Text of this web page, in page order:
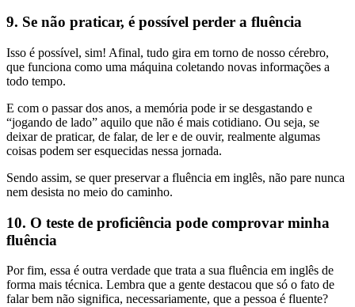
9. Se não praticar, é possível perder a fluência
Isso é possível, sim! Afinal, tudo gira em torno de nosso cérebro,
que funciona como uma máquina coletando novas informações a
todo tempo.
E com o passar dos anos, a memória pode ir se desgastando e
“jogando de lado” aquilo que não é mais cotidiano. Ou seja, se
deixar de praticar, de falar, de ler e de ouvir, realmente algumas
coisas podem ser esquecidas nessa jornada.
Sendo assim, se quer preservar a fluência em inglês, não pare nunca
nem desista no meio do caminho.
10. O teste de proficiência pode comprovar minha
fluência
Por fim, essa é outra verdade que trata a sua fluência em inglês de
forma mais técnica. Lembra que a gente destacou que só o fato de
falar bem não significa, necessariamente, que a pessoa é fluente?